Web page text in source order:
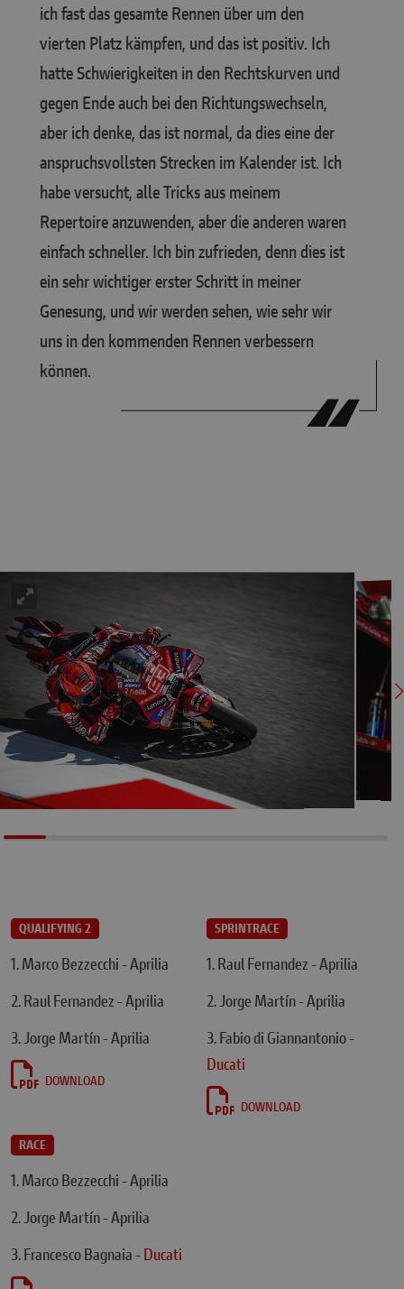
ich fast das gesamte Rennen über um den
vierten Platz kämpfen, und das ist positiv. Ich
hatte Schwierigkeiten in den Rechtskurven und
gegen Ende auch bei den Richtungswechseln,
aber ich denke, das ist normal, da dies eine der
anspruchsvollsten Strecken im Kalender ist. Ich
habe versucht, alle Tricks aus meinem
Repertoire anzuwenden, aber die anderen waren
einfach schneller. Ich bin zufrieden, denn dies ist
ein sehr wichtiger erster Schritt in meiner
Genesung, und wir werden sehen, wie sehr wir
uns in den kommenden Rennen verbessern
können.
QUALIFYING 2
1. Marco Bezzecchi - Aprilia
2. Raul Fernandez - Aprilia
3. Jorge Martín - Aprilia
DOWNLOAD
SPRINTRACE
1. Raul Fernandez - Aprilia
2. Jorge Martín - Aprilia
3. Fabio di Giannantonio -
Ducati
DOWNLOAD
RACE
1. Marco Bezzecchi - Aprilia
2. Jorge Martín - Aprilia
3. Francesco Bagnaia -Ducati